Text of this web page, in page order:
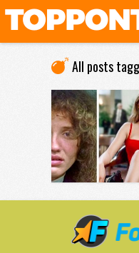
All posts